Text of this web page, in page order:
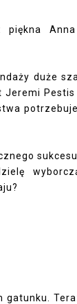
piękna
duże